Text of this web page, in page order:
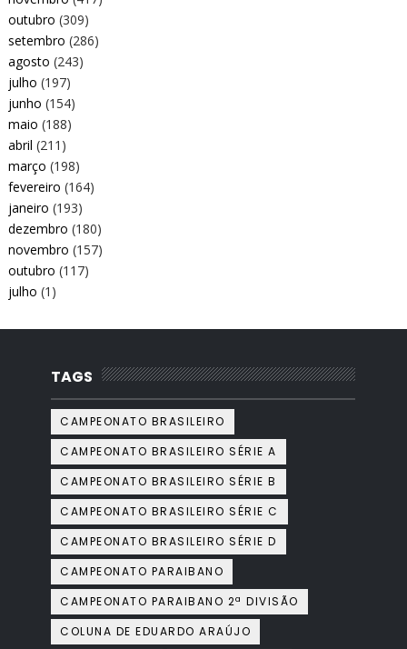
outubro (309)
setembro (286)
agosto (243)
julho (197)
junho (154)
maio (188)
abril (211)
março (198)
fevereiro (164)
janeiro (193)
dezembro (180)
novembro (157)
outubro (117)
julho (1)
TAGS
CAMPEONATO BRASILEIRO
CAMPEONATO BRASILEIRO SÉRIE A
CAMPEONATO BRASILEIRO SÉRIE B
CAMPEONATO BRASILEIRO SÉRIE C
CAMPEONATO BRASILEIRO SÉRIE D
CAMPEONATO PARAIBANO
CAMPEONATO PARAIBANO 2ª DIVISÃO
COLUNA DE EDUARDO ARAÚJO